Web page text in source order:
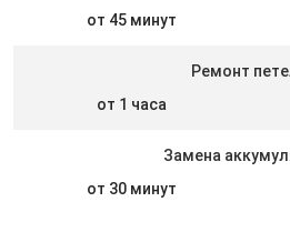
от 45 минут
Ремонт
от 1 часа
Замена
от 30 минут